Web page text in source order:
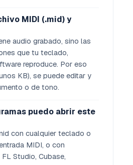
MIDI (.mid) y
audio grabado, sino las
que tu teclado,
reproduce. Por eso
KB), se puede editar y
o de tono.
puedo abrir este
con cualquier teclado o
MIDI, o con
Studio, Cubase,